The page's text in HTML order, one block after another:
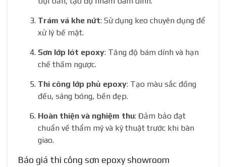
Trám vá khe nứt: Sử dụng keo chuyên dụng để
xử lý bề mặt.
Sơn lớp lót epoxy: Tăng độ bám dính và hạn
chế thấm ngược.
Thi công lớp phủ epoxy: Tạo màu sắc đồng
đều, sáng bóng, bền đẹp.
Hoàn thiện và nghiệm thu: Đảm bảo đạt
chuẩn về thẩm mỹ và kỹ thuật trước khi bàn
giao.
Báo giá thi công sơn epoxy showroom